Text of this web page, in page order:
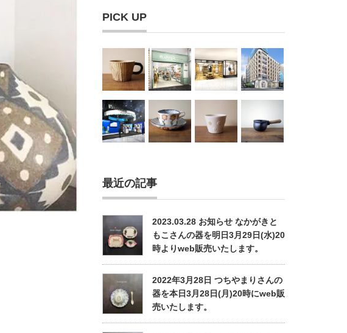
PICK UP
最近の記事
2023.03.28 お知らせ なかがきと
もこさんの器を明日3月29日(水)20
時よりweb販売いたします。
2022年3月28日 つちやまりさんの
器を本日3月28日(月)20時にweb販
売いたします。